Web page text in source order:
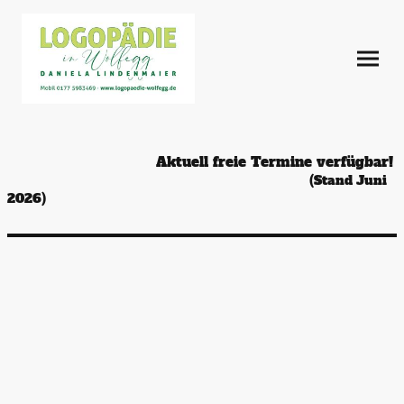
Aktuell freie Termine verfügbar!
(Stand Juni
2026)